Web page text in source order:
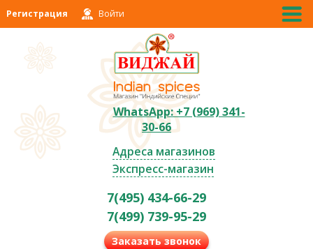
Регистрация Войти
WhatsApp: +7 (969) 341-
30-66
Адреса магазинов
Экспресс-магазин
7(495) 434-66-29
7(499) 739-95-29
Заказать звонок